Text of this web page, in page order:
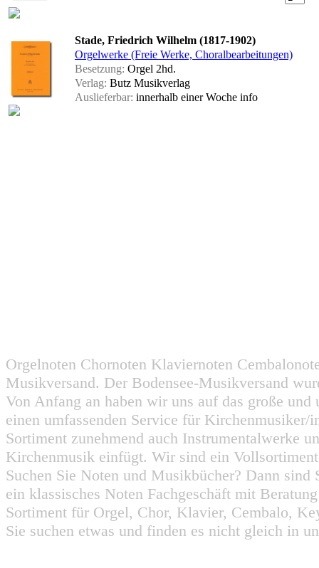
Stade, Friedrich Wilhelm (1817-1902)
Orgelwerke (Freie Werke, Choralbearbeitungen)
Besetzung: Orgel 2hd.
Verlag: Butz Musikverlag
Auslieferbar: innerhalb einer Woche info
Orgelnoten Chornoten Klaviernoten
Musikversand. Der Bodensee-Musikversand
Von Anfang an haben wir uns auf das große
einen umfassenden Service für
Sortiment zunehmend auch Instrumentalwerke
Kirchenmusik einfügt. Wir sind ein
Suchen Sie Noten und Musikbücher? Dann
ein klassisches Noten Fachgeschäft mit
Sortiment für Orgel, Chor, Klavier, Cembalo,
Sie suchen etwas und finden es nicht gleich in